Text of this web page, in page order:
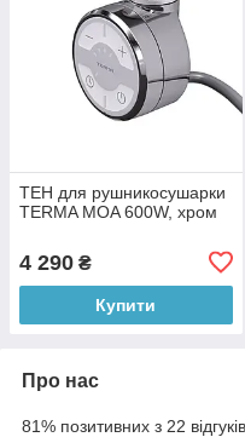
ТЕН для рушникосушарки
TERMA MOA 600W, хром
4 290 ₴
Купити
Про нас
81% позитивних з 22